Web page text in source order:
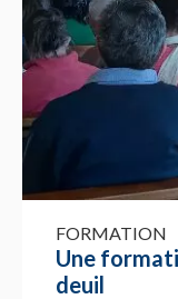
FORMATION
Une
deuil